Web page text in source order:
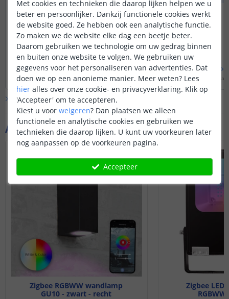
Aanvullende producten
Zigbee RGBWW wandlamp
GU10 - zwart - recht
Zigbee
Niet direct, hierbij heeft u een Zigbee
HUB voor nodig. Deze lampen kunnen
wel direct gevonden worden met de
Hue Bridge.
Disclaimer: mogelijk werken niet alle
uitgebreide functies die de Hue-app
biedt met dit product. Basisfuncties
zoals aan- en uitzetten, dimmen,
kleurbediening etc werken wel.
Bekijkhele antwoord
Door Sharona op zaterdag 10 juni 2023
of Apple Homekit
verlichting spraak
bedienen.
Bekijkhele
Door Edwin op
Bekijk alle Vraag & antwoord
Met cookies en technieken die daarop lijken helpen we u
beter en persoonlijker. Dankzij functionele cookies werkt
de website goed. Ze hebben ook een analytische functie.
Zo maken we de website elke dag een beetje beter.
Daarom gebruiken we technologie om uw gedrag binnen
en buiten onze website te volgen. We gebruiken uw
gegevens voor het personaliseren van advertenties. Dat
doen we op een anonieme manier. Meer weten? Lees
hier alles over onze cookie- en privacyverklaring. Klik op
'Accepteer' om te accepteren.
Kiest u voor weigeren? Dan plaatsen we alleen
functionele en analytische cookies en gebruiken we
technieken die daarop lijken. U kunt uw voorkeuren later
nog aanpassen op de voorkeuren pagina.
Accepteer